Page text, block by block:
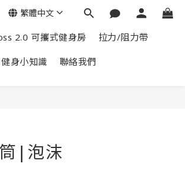
2.0 可攜式健身房 拉力/阻力帶
健身小知識 聯絡我們
繁體中文
|泡沫